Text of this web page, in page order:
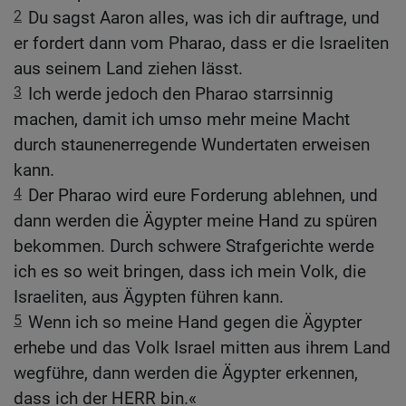
2 Du sagst Aaron alles, was ich dir auftrage, und
er fordert dann vom Pharao, dass er die Israeliten
aus seinem Land ziehen lässt.
3 Ich werde jedoch den Pharao starrsinnig
machen, damit ich umso mehr meine Macht
durch staunenerregende Wundertaten erweisen
kann.
4 Der Pharao wird eure Forderung ablehnen, und
dann werden die Ägypter meine Hand zu spüren
bekommen. Durch schwere Strafgerichte werde
ich es so weit bringen, dass ich mein Volk, die
Israeliten, aus Ägypten führen kann.
5 Wenn ich so meine Hand gegen die Ägypter
erhebe und das Volk Israel mitten aus ihrem Land
wegführe, dann werden die Ägypter erkennen,
dass ich der HERR bin.«